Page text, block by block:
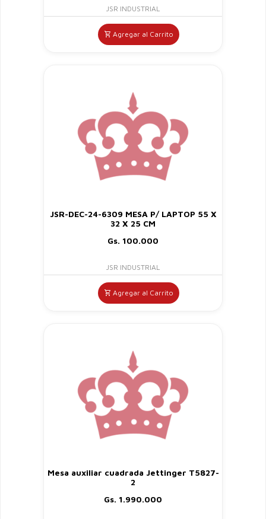
JSR INDUSTRIAL
Agregar al Carrito
JSR-DEC-24-6309 MESA P/ LAPTOP 55 X
32 X 25 CM
Gs. 100.000
JSR INDUSTRIAL
Agregar al Carrito
Mesa auxiliar cuadrada Jettinger T5827-
2
Gs. 1.990.000